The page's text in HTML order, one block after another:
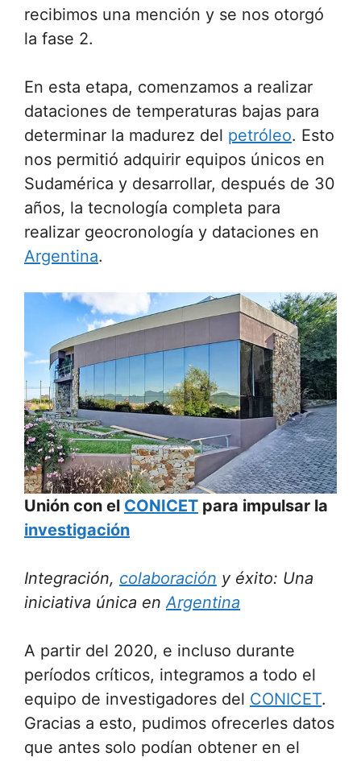
recibimos una mención y se nos otorgó
la fase 2.
En esta etapa, comenzamos a realizar
dataciones de temperaturas bajas para
determinar la madurez del petróleo. Esto
nos permitió adquirir equipos únicos en
Sudamérica y desarrollar, después de 30
años, la tecnología completa para
realizar geocronología y dataciones en
Argentina.
Unión con el CONICET para impulsar la
investigación
Integración, colaboración y éxito: Una
iniciativa única enArgentina
A partir del 2020, e incluso durante
períodos críticos, integramos a todo el
equipo de investigadores del CONICET.
Gracias a esto, pudimos ofrecerles datos
que antes solo podían obtener en el